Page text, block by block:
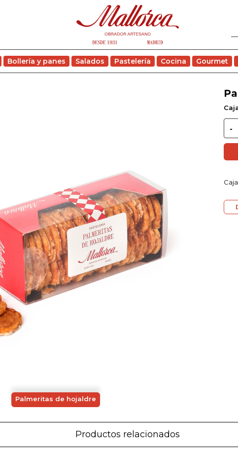
Bollería y panes Salados Pastelería Cocina Gourmet
Palmeritas de hojaldre
Productos relacionados